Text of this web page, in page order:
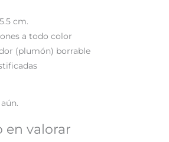
cm.
a todo color
(plumón) borrable
en valorar